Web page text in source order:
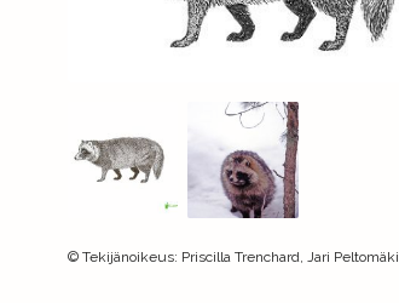
© Tekijänoikeus: Priscilla Trenchard, Jari Peltomäki